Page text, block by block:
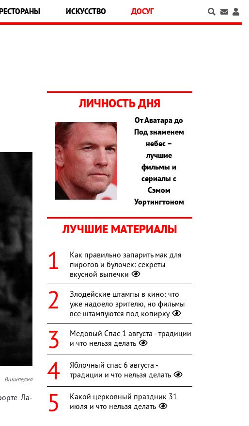
ИСКУССТВО ДОСУГ
Википедия
Ла-
ЛИЧНОСТЬ ДНЯ
От Аватара до
Под знаменем
небес –
лучшие
фильмы и
сериалы с
Сэмом
Уортингтоном
ЛУЧШИЕ МАТЕРИАЛЫ
Как правильно запарить мак для
пирогов и булочек: секреты
вкусной выпечки
Злодейские штампы в кино: что
уже надоело зрителю, но фильмы
все штампуются под копирку
Медовый Спас 1 августа - традиции
и что нельзя делать
Яблочный спас 6 августа -
традиции и что нельзя делать
Какой церковный праздник 31
июля и что нельзя делать